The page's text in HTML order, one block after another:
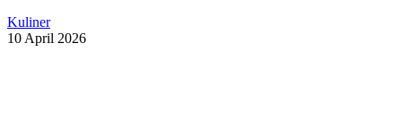
Kuliner
10 April 2026